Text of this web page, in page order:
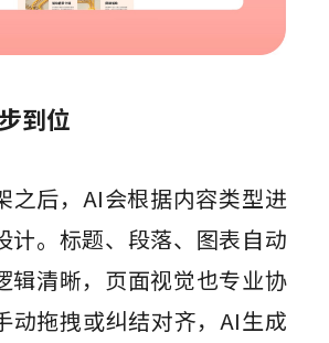
到位
之后，AI会根据内容类型进
计。标题、段落、图表自动
辑清晰，页面视觉也专业协
动拖拽或纠结对齐，AI生成